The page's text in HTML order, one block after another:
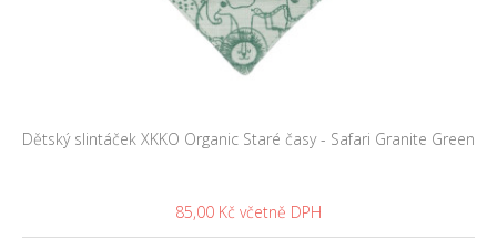
Dětský slintáček XKKO Organic Staré časy - Safari Granite Green
85,00 Kč